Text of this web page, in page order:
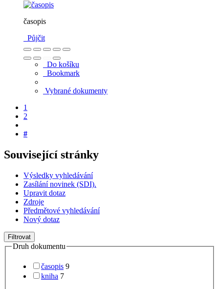
časopis
Půjčit
Do košíku
Bookmark
Vybrané dokumenty
1
2
#
Související stránky
Výsledky vyhledávání
Zasílání novinek (SDI).
Upravit dotaz
Zdroje
Předmětové vyhledávání
Nový dotaz
Filtrovat
Druh dokumentu
časopis 9
kniha 7